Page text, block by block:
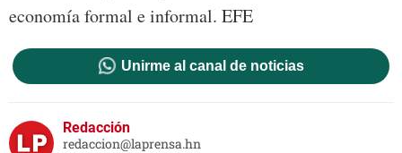
economía formal e informal. EFE
Unirme al canal de noticias
Redacción
redaccion@laprensa.hn